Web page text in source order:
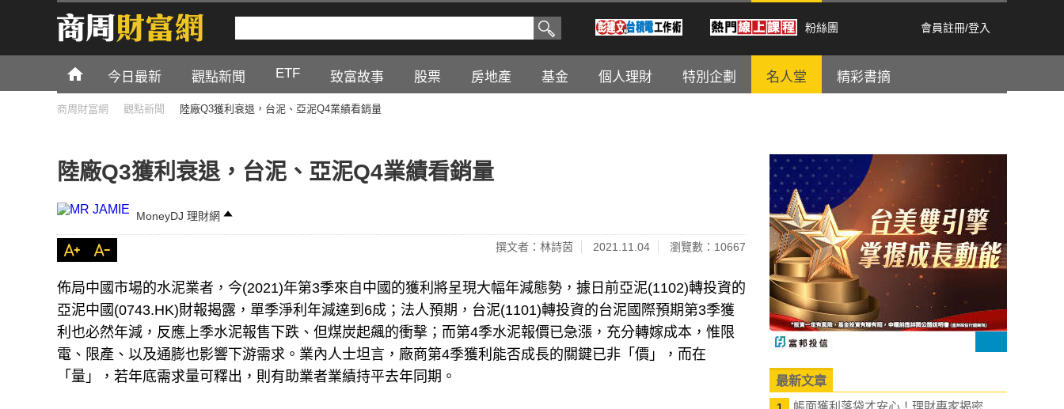
粉絲團 會員註冊/登入
今日最新 觀點新聞 ETF 致富故事 股票 房地產 基金 個人理財 特別企劃 名人堂 精彩書摘
商周財富網 觀點新聞 陸廠Q3獲利衰退，台泥、亞泥Q4業績看銷量
陸廠Q3獲利衰退，台泥、亞泥Q4業績看銷量
MoneyDJ 理財網
撰文者：林詩茵 2021.11.04 瀏覽數：10667
佈局中國市場的水泥業者，今(2021)年第3季來自中國的獲利將呈現大幅年減態勢，據日前亞泥(1102)轉投資的
亞泥中國(0743.HK)財報揭露，單季淨利年減達到6成；法人預期，台泥(1101)轉投資的台泥國際預期第3季獲
利也必然年減，反應上季水泥報售下跌、但煤炭起飆的衝擊；而第4季水泥報價已急漲，充分轉嫁成本，惟限
電、限產、以及通膨也影響下游需求。業內人士坦言，廠商第4季獲利能否成長的關鍵已非「價」，而在
「量」，若年底需求量可釋出，則有助業者業績持平去年同期。
最新文章
帳面獲利落袋才安心！理財專家揭密